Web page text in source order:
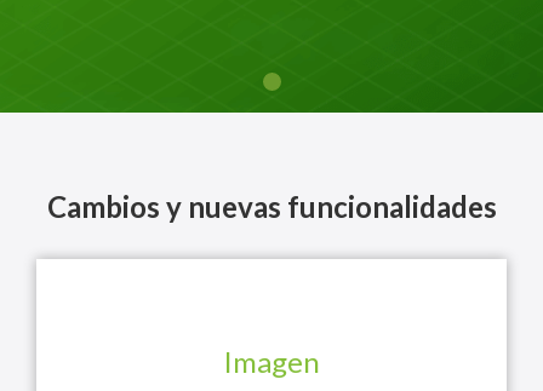
Cambios y nuevas funcionalidades
Imagen